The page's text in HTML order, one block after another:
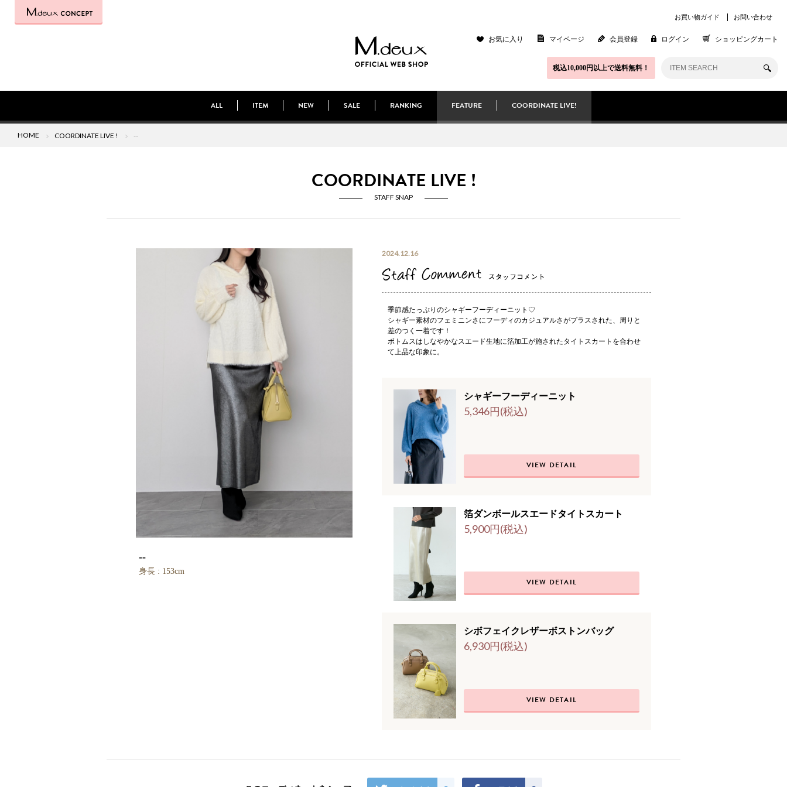
お買い物ガイド お問い合わせ
お気に入り マイページ 会員登録 ログイン ショッピングカート
税込10,000円以上で送料無料！
ALL ITEM NEW SALE RANKING FEATURE COORDINATE LIVE!
HOME COORDINATE LIVE ! --
COORDINATE LIVE !
STAFF SNAP
--
身長 : 153cm
2024.12.16
季節感たっぷりのシャギーフーディーニット♡
シャギー素材のフェミニンさにフーディのカジュアルさがプラスされた、周りと
差のつく一着です！
ボトムスはしなやかなスエード生地に箔加工が施されたタイトスカートを合わせ
て上品な印象に。
シャギーフーディーニット
5,346円(税込)
VIEW DETAIL
箔ダンボールスエードタイトスカート
5,900円(税込)
VIEW DETAIL
シボフェイクレザーボストンバッグ
6,930円(税込)
VIEW DETAIL